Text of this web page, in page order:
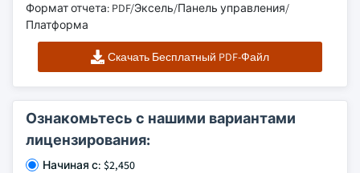
Формат отчета: PDF/Эксель/Панель управления/
Платформа
Скачать Бесплатный PDF-Файл
Ознакомьтесь с нашими вариантами
лицензирования:
Начиная с: $2,450